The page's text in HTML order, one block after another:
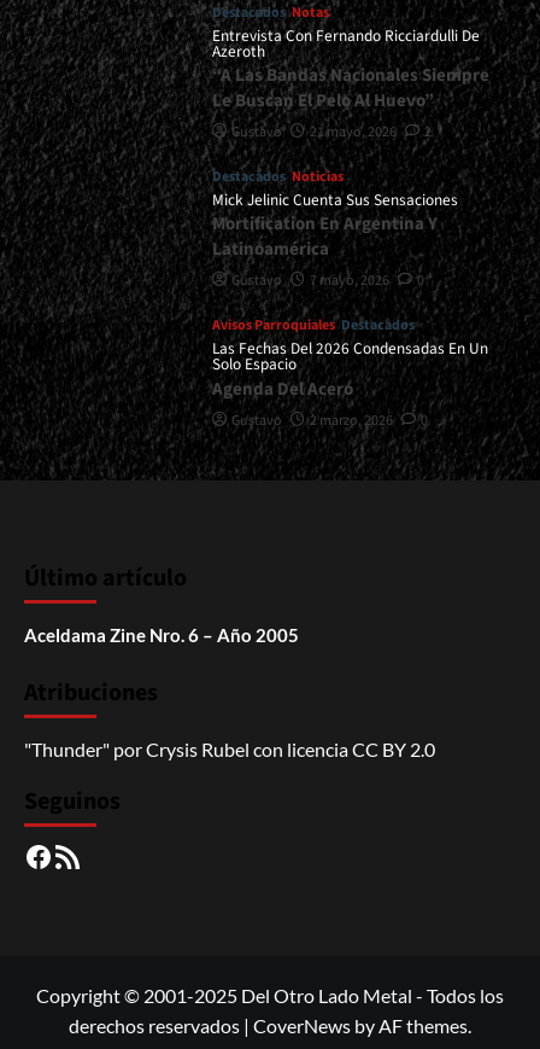
Destacados Notas
Entrevista Con Fernando Ricciardulli De
Azeroth
“A Las Bandas Nacionales Siempre
Le Buscan El Pelo Al Huevo”
Gustavo 21 mayo, 2026 2
Destacados Noticias
Mick Jelinic Cuenta Sus Sensaciones
Mortification En Argentina Y
Latinoamérica
Gustavo 7 mayo, 2026 0
Avisos Parroquiales Destacados
Las Fechas Del 2026 Condensadas En Un
Solo Espacio
Agenda Del Acero
Gustavo 2 marzo, 2026 0
Último artículo
Aceldama Zine Nro. 6 – Año 2005
Atribuciones
"Thunder" porCrysis Rubel con licenciaCC BY 2.0
Seguinos
Facebook
RSS
Copyright © 2001-2025 Del Otro Lado Metal - Todos los
derechos reservados | CoverNews by AF themes.